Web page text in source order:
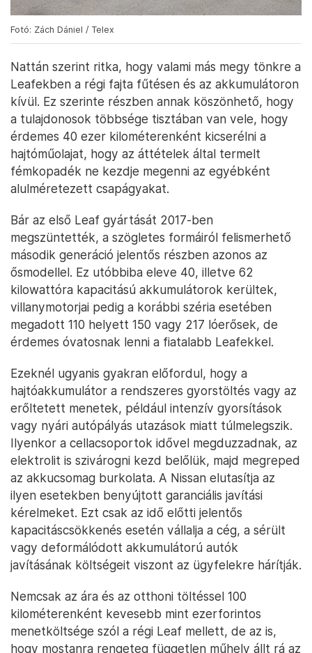
Fotó: Zách Dániel / Telex
Nattán szerint ritka, hogy valami más megy tönkre a
Leafekben a régi fajta fűtésen és az akkumulátoron
kívül. Ez szerinte részben annak köszönhető, hogy
a tulajdonosok többsége tisztában van vele, hogy
érdemes 40 ezer kilométerenként kicserélni a
hajtóműolajat, hogy az áttételek által termelt
fémkopadék ne kezdje megenni az egyébként
alulméretezett csapágyakat.
Bár az első Leaf gyártását 2017-ben
megszüntették, a szögletes formáiról felismerhető
második generáció jelentős részben azonos az
ősmodellel. Ez utóbbiba eleve 40, illetve 62
kilowattóra kapacitású akkumulátorok kerültek,
villanymotorjai pedig a korábbi széria esetében
megadott 110 helyett 150 vagy 217 lóerősek, de
érdemes óvatosnak lenni a fiatalabb Leafekkel.
Ezeknél ugyanis gyakran előfordul, hogy a
hajtóakkumulátor a rendszeres gyorstöltés vagy az
erőltetett menetek, például intenzív gyorsítások
vagy nyári autópályás utazások miatt túlmelegszik.
Ilyenkor a cellacsoportok idővel megduzzadnak, az
elektrolit is szivárogni kezd belőlük, majd megreped
az akkucsomag burkolata. A Nissan elutasítja az
ilyen esetekben benyújtott garanciális javítási
kérelmeket. Ezt csak az idő előtti jelentős
kapacitáscsökkenés esetén vállalja a cég, a sérült
vagy deformálódott akkumulátorú autók
javításának költségeit viszont az ügyfelekre hárítják.
Nemcsak az ára és az otthoni töltéssel 100
kilométerenként kevesebb mint ezerforintos
menetköltsége szól a régi Leaf mellett, de az is,
hogy mostanra rengeteg független műhely állt rá az